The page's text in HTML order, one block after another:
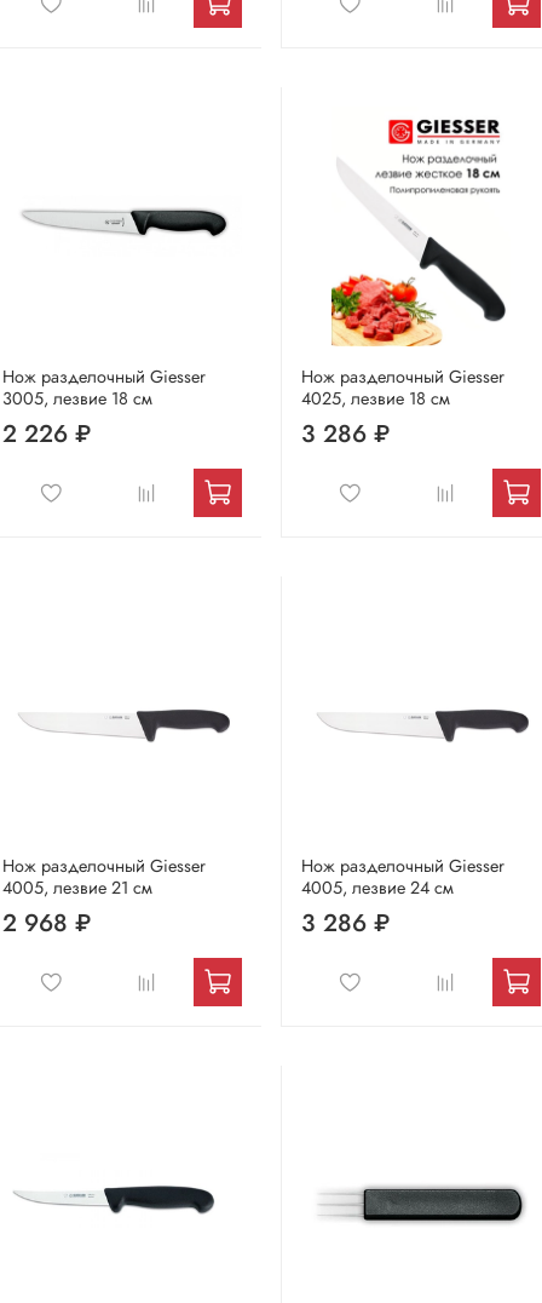
Нож разделочный Giesser
3005, лезвие 18 см
2 226 ₽
Нож разделочный Giesser
4025, лезвие 18 см
3 286 ₽
Нож разделочный Giesser
4005, лезвие 21 см
2 968 ₽
Нож разделочный Giesser
4005, лезвие 24 см
3 286 ₽